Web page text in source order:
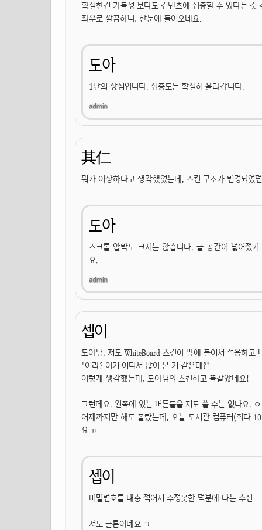
확실한건 가독성 보다도 컨텐츠에 집중할 수 있다는 것
좌우로 깔끔하니, 한눈에 들어오네요.
도아
1단의 장점입니다. 집중도는 확실히 올라갑니다.
其仁
뭐가 이상하다고 생각했었는데, 스킨 구조가 변경되었
도아
스크롤 압박도 크지는 않습니다. 글 공간이 넓어졌
요.
셉이
도아님, 저도 WhiteBoard 스킨이 맘에 들어서 적용하고
"어라? 이거 어디서 많이 본 거 같은데?"
이렇게 생각했는데, 도아님의 스킨하고 똑같았네요!
그런데요. 왼쪽에 있는 버튼들을 저도 쓸 수는 없나요.
어제까지만 해도 몰랐는데, 오늘 도서관 컴퓨터(죄다
요 ㅠ
셉이
비밀번호를 대충 적어서 수정못한 덕분에 다는 추신
저도 클론이네요 ㅋ